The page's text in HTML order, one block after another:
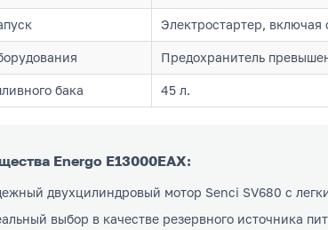
Электростартер, включая
Предохранитель
бака 45 л.
Energo E13000EAX:
двухцилиндровый мотор Senci SV680 с
выбор в качестве резервного источника